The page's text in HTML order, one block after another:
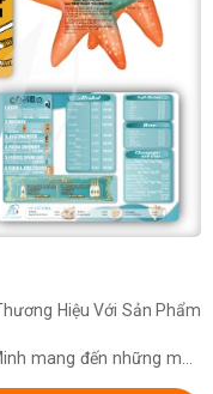
Hiệu Với Sản Phẩm
mang đến những mẫu